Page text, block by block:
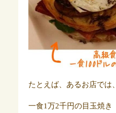
たとえば、あるお店では、
一食1万2千円の目玉焼き